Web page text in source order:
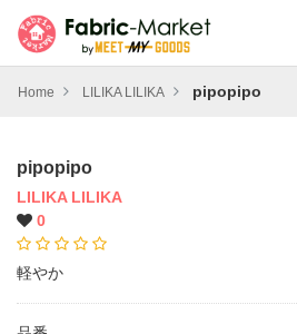
Home LILIKA LILIKA pipopipo
pipopipo
LILIKA LILIKA
0
軽やか